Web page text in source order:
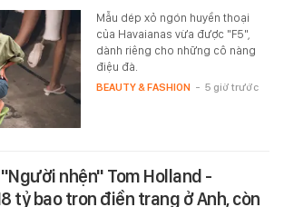
Mẫu dép xỏ ngón huyền thoại
của Havaianas vừa được "F5",
dành riêng cho những cô nàng
điệu đà.
BEAUTY & FASHION - 5 giờ trước
nhện" Tom Holland -
tỷ bao trọn điền trang ở Anh, còn